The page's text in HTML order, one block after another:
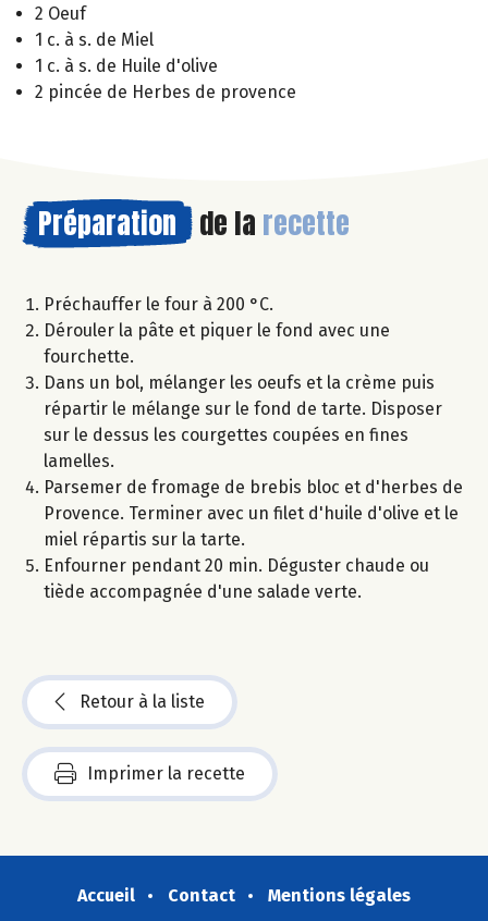
2 Oeuf
1 c. à s. de Miel
1 c. à s. de Huile d'olive
2 pincée de Herbes de provence
Préparation de la recette
Préchauffer le four à 200 °C.
Dérouler la pâte et piquer le fond avec une
fourchette.
Dans un bol, mélanger les oeufs et la crème puis
répartir le mélange sur le fond de tarte. Disposer
sur le dessus les courgettes coupées en fines
lamelles.
Parsemer de fromage de brebis bloc et d'herbes de
Provence. Terminer avec un filet d'huile d'olive et le
miel répartis sur la tarte.
Enfourner pendant 20 min. Déguster chaude ou
tiède accompagnée d'une salade verte.
Retour à la liste
Imprimer la recette
Accueil Contact
Mentions légales